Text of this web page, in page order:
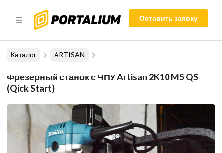
Оставить заявку
Каталог ARTISAN
Фрезерный станок с ЧПУ Artisan 2K10 M5 QS
(Qick Start)